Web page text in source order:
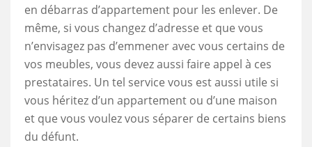
en débarras d’appartement pour les enlever. De
même, si vous changez d’adresse et que vous
n’envisagez pas d’emmener avec vous certains de
vos meubles, vous devez aussi faire appel à ces
prestataires. Un tel service vous est aussi utile si
vous héritez d’un appartement ou d’une maison
et que vous voulez vous séparer de certains biens
du défunt.